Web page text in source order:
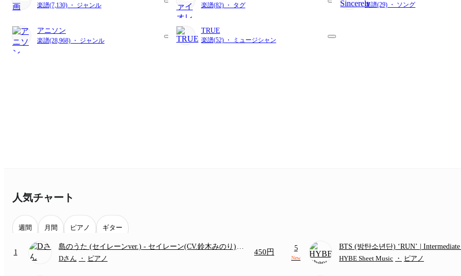
楽譜(7,130) ・ ジャンル 楽譜(82) ・ タグ 楽譜(29) ・ ソング
アニソン
楽譜(28,968) ・ ジャンル
TRUE
楽譜(52) ・ ミュージシャン
人気チャート
週間 月間 ピアノ ギター
1
島のうた (セイレーンver.) - セイレーン(CV.鈴木みのり)
(難易度:★★★★☆/歌詞・コード・ペダル付き/『映画ち
Dさん ・ ピアノ
450円 5
New
BTS (방탄소년단) ‘RUN’ |
HYBE Sheet Music ・ ピアノ